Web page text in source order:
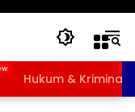
Hukum & Kriminal